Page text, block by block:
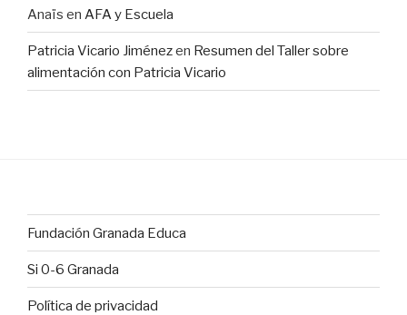
Anaïs en AFA y Escuela
Patricia Vicario Jiménezen Resumen del Taller sobre
alimentación con Patricia Vicario
Fundación Granada Educa
Si 0-6 Granada
Política de privacidad